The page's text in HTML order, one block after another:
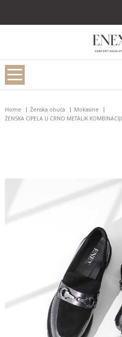
Home Ženska obuća
Mokasine
ŽENSKA CIPELA U CRNO METALIK KOMBINACIJI